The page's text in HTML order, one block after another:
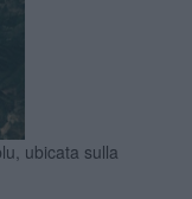
ubicata sulla